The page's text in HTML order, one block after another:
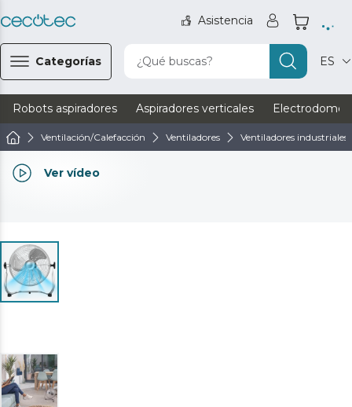
Asistencia
Categorías ¿Qué buscas? ES
Robots aspiradores Aspiradores verticales
Ventilación/Calefacción Ventiladores Ventiladores industriales
Ver vídeo